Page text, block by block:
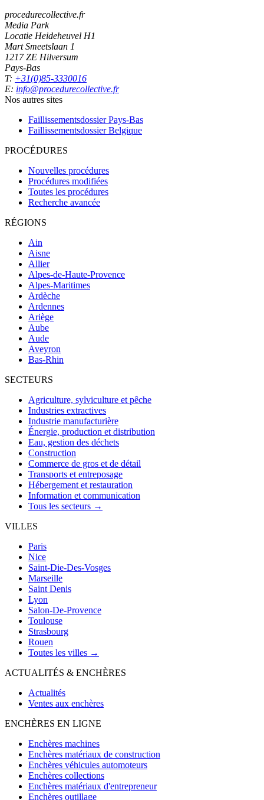
procedurecollective.fr
Media Park
Locatie Heideheuvel H1
Mart Smeetslaan 1
1217 ZE Hilversum
Pays-Bas
T: +31(0)85-3330016
E: info@procedurecollective.fr
Nos autres sites
Faillissementsdossier Pays-Bas
Faillissementsdossier Belgique
PROCÉDURES
Nouvelles procédures
Procédures modifiées
Toutes les procédures
Recherche avancée
RÉGIONS
Ain
Aisne
Allier
Alpes-de-Haute-Provence
Alpes-Maritimes
Ardèche
Ardennes
Ariège
Aube
Aude
Aveyron
Bas-Rhin
SECTEURS
Agriculture, sylviculture et pêche
Industries extractives
Industrie manufacturière
Énergie, production et distribution
Eau, gestion des déchets
Construction
Commerce de gros et de détail
Transports et entreposage
Hébergement et restauration
Information et communication
Tous les secteurs →
VILLES
Paris
Nice
Saint-Die-Des-Vosges
Marseille
Saint Denis
Lyon
Salon-De-Provence
Toulouse
Strasbourg
Rouen
Toutes les villes →
ACTUALITÉS & ENCHÈRES
Actualités
Ventes aux enchères
ENCHÈRES EN LIGNE
Enchères machines
Enchères matériaux de construction
Enchères véhicules automoteurs
Enchères collections
Enchères matériaux d'entrepreneur
Enchères outillage